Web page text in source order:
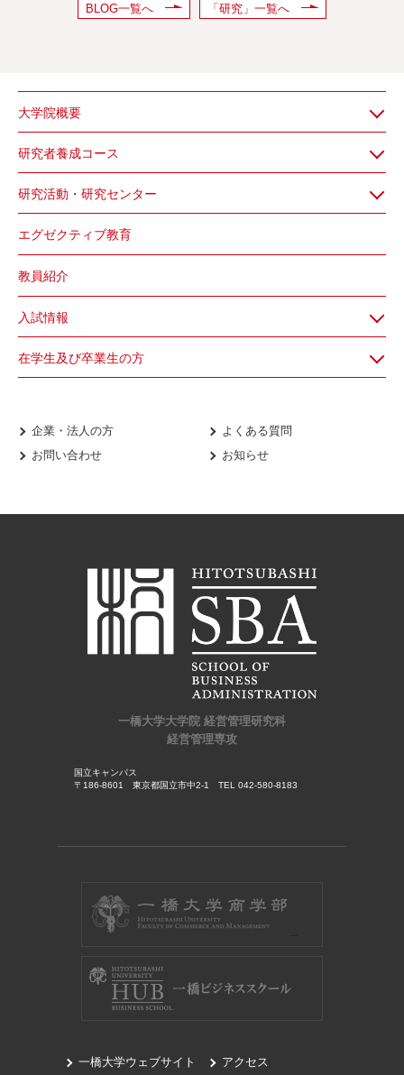
BLOG一覧へ 「研究」一覧へ
大学院概要
研究者養成コース
研究活動・研究センター
エグゼクティブ教育
教員紹介
入試情報
在学生及び卒業生の方
企業・法人の方
よくある質問
お問い合わせ
お知らせ
一橋大学大学院 経営管理研究科
経営管理専攻
国立キャンパス
〒186-8601 東京都国立市中2-1 TEL 042-580-8183
一橋大学ウェブサイト アクセス